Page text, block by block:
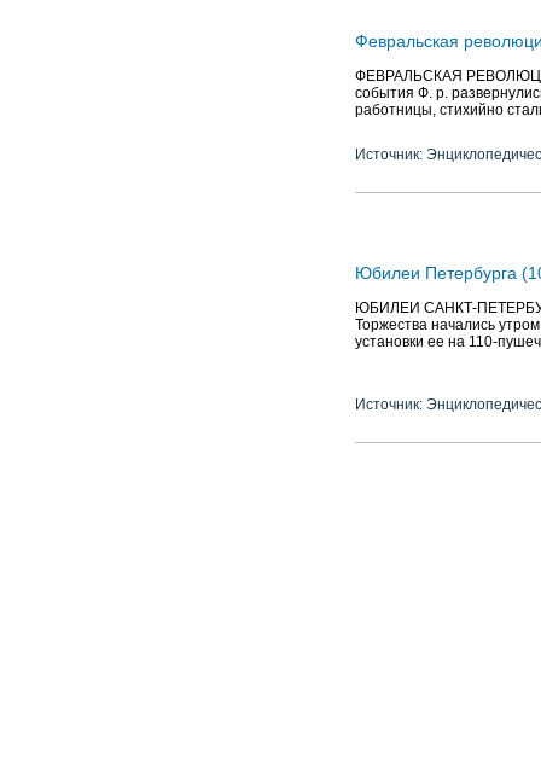
Февральская
ФЕВРАЛЬСКАЯ
события Ф. р.
работницы, стихийно
Источник:
Юбилеи Петербурга
ЮБИЛЕИ САНКТ-
Торжества начались
установки ее на 110-
Источник: